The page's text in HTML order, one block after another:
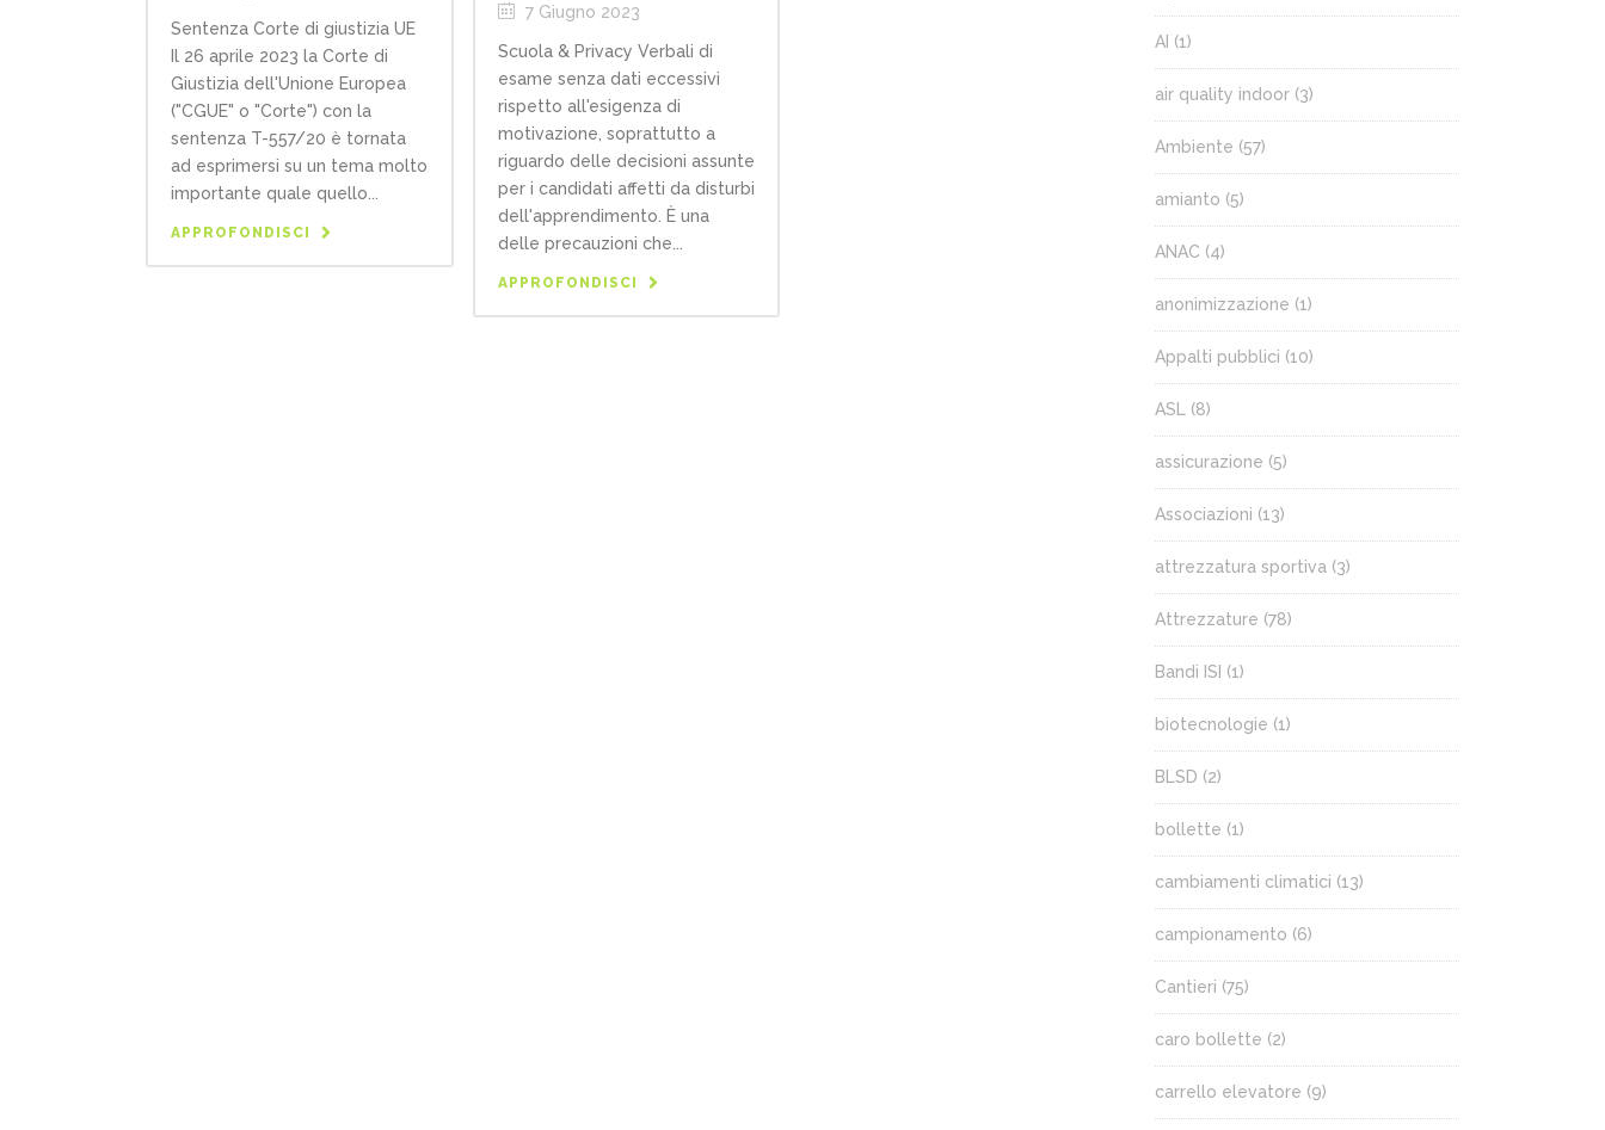
Sentenza Corte di giustizia UE
Il 26 aprile 2023 la Corte di
Giustizia dell'Unione Europea
("CGUE" o "Corte") con la
sentenza T-557/20 è tornata
ad esprimersi su un tema molto
importante quale quello...
APPROFONDISCI
7 Giugno 2023
Scuola & Privacy Verbali di
esame senza dati eccessivi
rispetto all'esigenza di
motivazione, soprattutto a
riguardo delle decisioni assunte
per i candidati affetti da disturbi
dell'apprendimento. È una
delle precauzioni che...
APPROFONDISCI
AI (1)
air quality indoor (3)
Ambiente (57)
amianto (5)
ANAC (4)
anonimizzazione (1)
Appalti pubblici (10)
ASL (8)
assicurazione (5)
Associazioni (13)
attrezzatura sportiva (3)
Attrezzature (78)
Bandi ISI (1)
biotecnologie (1)
BLSD (2)
bollette (1)
cambiamenti climatici (13)
campionamento (6)
Cantieri (75)
caro bollette (2)
carrello elevatore (9)